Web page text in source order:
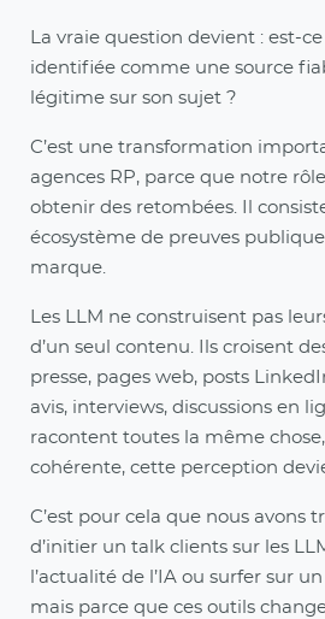
La vraie question devient : est-
identifiée comme une source
légitime sur son sujet ?
C’est une transformation
agences RP, parce que notre
obtenir des retombées. Il
écosystème de preuves
marque.
Les LLM ne construisent pas
d’un seul contenu. Ils croisent
presse, pages web, posts
avis, interviews, discussions en
racontent toutes la même
cohérente, cette perception
C’est pour cela que nous avons
d’initier un talk clients sur les
l’actualité de l’IA ou surfer sur
mais parce que ces outils